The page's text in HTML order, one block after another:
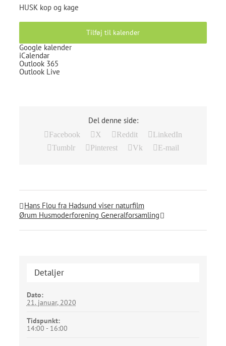
HUSK kop og kage
Tilføj til kalender
Google kalender
iCalendar
Outlook 365
Outlook Live
Del denne side:
Facebook X Reddit
LinkedIn
Tumblr
Pinterest Vk E-mail
Hans Flou fra Hadsund viser naturfilm
Ørum Husmoderforening Generalforsamling
Detaljer
Dato:
21. januar, 2020
Tidspunkt:
14:00 - 16:00